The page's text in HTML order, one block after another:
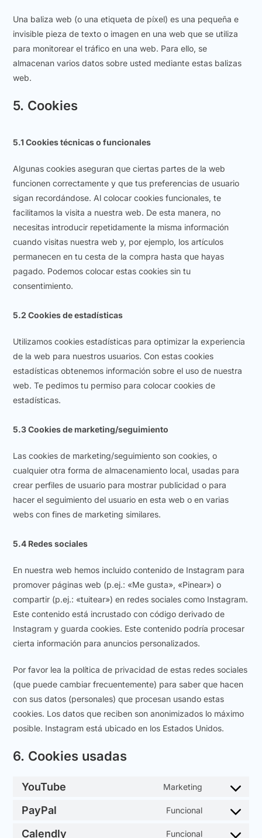
Una baliza web (o una etiqueta de píxel) es una pequeña e
invisible pieza de texto o imagen en una web que se utiliza
para monitorear el tráfico en una web. Para ello, se
almacenan varios datos sobre usted mediante estas balizas
web.
5. Cookies
5.1 Cookies técnicas o funcionales
Algunas cookies aseguran que ciertas partes de la web
funcionen correctamente y que tus preferencias de usuario
sigan recordándose. Al colocar cookies funcionales, te
facilitamos la visita a nuestra web. De esta manera, no
necesitas introducir repetidamente la misma información
cuando visitas nuestra web y, por ejemplo, los artículos
permanecen en tu cesta de la compra hasta que hayas
pagado. Podemos colocar estas cookies sin tu
consentimiento.
5.2 Cookies de estadísticas
Utilizamos cookies estadísticas para optimizar la experiencia
de la web para nuestros usuarios. Con estas cookies
estadísticas obtenemos información sobre el uso de nuestra
web. Te pedimos tu permiso para colocar cookies de
estadísticas.
5.3 Cookies de marketing/seguimiento
Las cookies de marketing/seguimiento son cookies, o
cualquier otra forma de almacenamiento local, usadas para
crear perfiles de usuario para mostrar publicidad o para
hacer el seguimiento del usuario en esta web o en varias
webs con fines de marketing similares.
5.4 Redes sociales
En nuestra web hemos incluido contenido de Instagram para
promover páginas web (p.ej.: «Me gusta», «Pinear») o
compartir (p.ej.: «tuitear») en redes sociales como Instagram.
Este contenido está incrustado con código derivado de
Instagram y guarda cookies. Este contenido podría procesar
cierta información para anuncios personalizados.
Por favor lea la política de privacidad de estas redes sociales
(que puede cambiar frecuentemente) para saber que hacen
con sus datos (personales) que procesan usando estas
cookies. Los datos que reciben son anonimizados lo máximo
posible. Instagram está ubicado en los Estados Unidos.
6. Cookies usadas
YouTube Marketing
PayPal Funcional
Calendly Funcional